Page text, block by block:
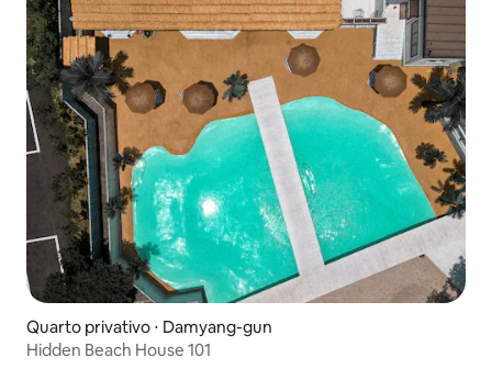
Quarto privativo ⋅ Damyang-gun
Hidden Beach House 101